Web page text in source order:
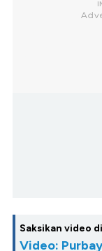
Saksikan video
Video: